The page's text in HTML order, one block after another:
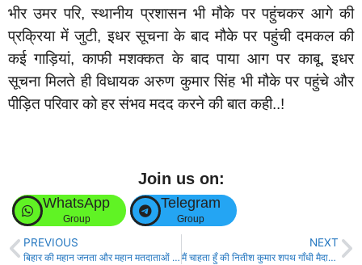
भीर उमर परि, स्थानीय प्रशासन भी मौके पर पहुंचकर आगे की
प्रक्रिया में जुटी, इधर सूचना के बाद मौके पर पहुंची दमकल की
कई गाड़ियां, काफी मशक्कत के बाद पाया आग पर काबू, इधर
सूचना मिलते ही विधायक अरुण कुमार सिंह भी मौके पर पहुंचे और
पीड़ित परिवार को हर संभव मदद करने की बात कही..!
Join us on:
WhatsApp
Group
Telegram
Group
PREVIOUS
बिहार की महान जनता और महान मतदाताओं को हृदय से धन्यवाद- दिलीप जायसवाल!
NEXT
मैं चाहता हुँ की नितीश कुमार शपथ गाँधी मैदान में लें – भाजपा विधायक राजू सिंह!